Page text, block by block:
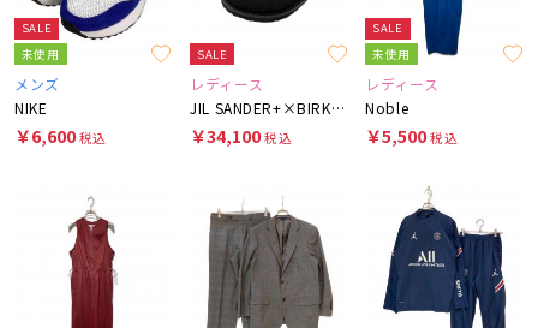
SALE
未使用
メンズ
NIKE
￥6,600税込
SALE
レディース
JIL SANDER+×BIRKENSTOCK
￥34,100税込
SALE
未使用
レディース
Noble
￥5,500税込